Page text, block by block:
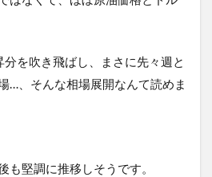
を吹き飛ばし、まさに先々週と
…、そんな相場展開なんて読めま
も堅調に推移しそうです。